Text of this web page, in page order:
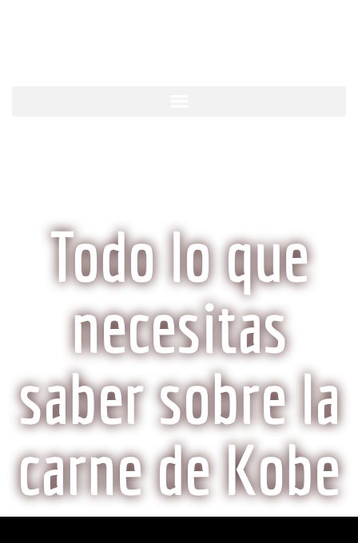
Todo lo que
necesitas
saber sobre la
carne de Kobe